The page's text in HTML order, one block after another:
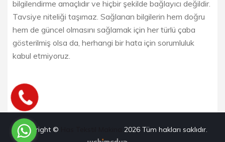
bilgilendirme amaçlıdır ve hiçbir şekilde bağlayıcı değildir.
Tavsiye niteliği taşımaz. Sağlanan bilgilerin hem doğru
hem de güncel olmasını sağlamak için her türlü çaba
gösterilmiş olsa da, herhangi bir hata için sorumluluk
kabul etmiyoruz.
Copyright © 2026 Tüm hakları saklıdır.